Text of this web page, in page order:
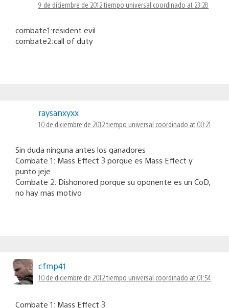
9 de diciembre de 2012 tiempo universal coordinado at 23:28
combate1:resident evil
combate2:call of duty
raysanxyxx
10 de diciembre de 2012 tiempo universal coordinado at 00:21
Sin duda ninguna antes los ganadores
Combate 1: Mass Effect 3 porque es Mass Effect y
punto jeje
Combate 2: Dishonored porque su oponente es un CoD,
no hay mas motivo
cfmp41
10 de diciembre de 2012 tiempo universal coordinado at 01:54
Combate 1: Mass Effect 3